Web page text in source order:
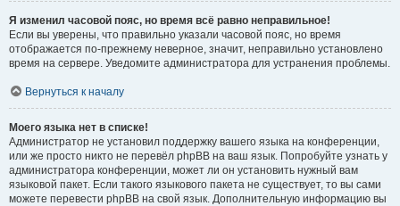
Я изменил часовой пояс, но время всё равно неправильное!
Если вы уверены, что правильно указали часовой пояс, но время
отображается по-прежнему неверное, значит, неправильно установлено
время на сервере. Уведомите администратора для устранения проблемы.
Вернуться к началу
Моего языка нет в списке!
Администратор не установил поддержку вашего языка на конференции,
или же просто никто не перевёл phpBB на ваш язык. Попробуйте узнать у
администратора конференции, может ли он установить нужный вам
языковой пакет. Если такого языкового пакета не существует, то вы сами
можете перевести phpBB на свой язык. Дополнительную информацию вы